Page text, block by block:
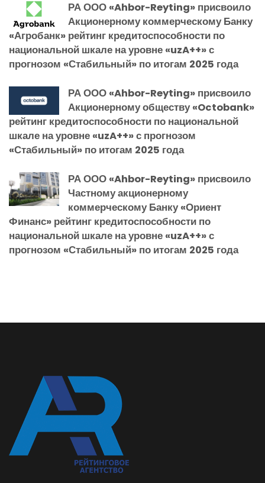
РА ООО «Ahbor-Reyting» присвоило
Акционерному коммерческому Банку
«Агробанк» рейтинг кредитоспособности по
национальной шкале на уровне «uzA++» с
прогнозом «Стабильный» по итогам 2025 года
РА ООО «Ahbor-Reyting» присвоило
Акционерному обществу «Octobank»
рейтинг кредитоспособности по национальной
шкале на уровне «uzA++» с прогнозом
«Стабильный» по итогам 2025 года
РА ООО «Ahbor-Reyting» присвоило
Частному акционерному
коммерческому Банку «Ориент
Финанс» рейтинг кредитоспособности по
национальной шкале на уровне «uzA++» с
прогнозом «Стабильный» по итогам 2025 года